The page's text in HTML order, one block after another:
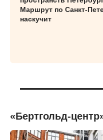
Маршрут по Санкт-
наскучит
«Бертгольд-